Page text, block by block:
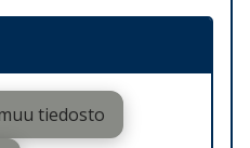
tiedosto